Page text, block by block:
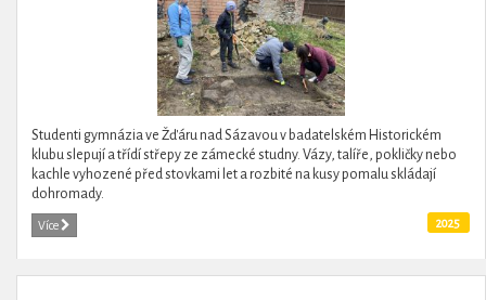
Studenti gymnázia ve Žďáru nad Sázavou v badatelském Historickém
klubu slepují a třídí střepy ze zámecké studny. Vázy, talíře, pokličky nebo
kachle vyhozené před stovkami let a rozbité na kusy pomalu skládají
dohromady.
Více 2025